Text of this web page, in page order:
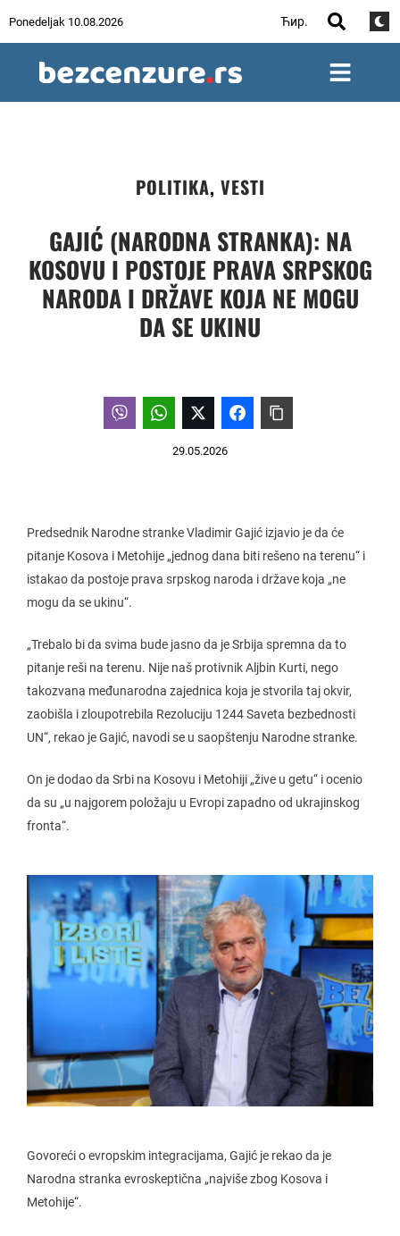
Ponedeljak 10.08.2026 Ћир.
POLITIKA, VESTI
GAJIĆ (NARODNA STRANKA): NA
KOSOVU I POSTOJE PRAVA SRPSKOG
NARODA I DRŽAVE KOJA NE MOGU
DA SE UKINU
29.05.2026
Predsednik Narodne stranke Vladimir Gajić izjavio je da će
pitanje Kosova i Metohije „jednog dana biti rešeno na terenu“ i
istakao da postoje prava srpskog naroda i države koja „ne
mogu da se ukinu“.
„Trebalo bi da svima bude jasno da je Srbija spremna da to
pitanje reši na terenu. Nije naš protivnik Aljbin Kurti, nego
takozvana međunarodna zajednica koja je stvorila taj okvir,
zaobišla i zloupotrebila Rezoluciju 1244 Saveta bezbednosti
UN“, rekao je Gajić, navodi se u saopštenju Narodne stranke.
On je dodao da Srbi na Kosovu i Metohiji „žive u getu“ i ocenio
da su „u najgorem položaju u Evropi zapadno od ukrajinskog
fronta“.
Govoreći o evropskim integracijama, Gajić je rekao da je
Narodna stranka evroskeptična „najviše zbog Kosova i
Metohije“.